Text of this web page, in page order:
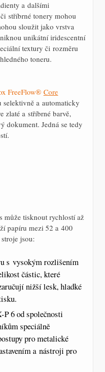
a dalšími
stříbrné tonery mohou
sloužit jako vrstva
unikátní iridescentní
textury či rozměru
toneru.
FreeFlow® Core
a automaticky
zlaté a stříbrné barvě,
dokument. Jedná se tedy
může tisknout rychlostí až
papíru mezi 52 a 400
jsou:
s vysokým rozlišením
částic, které
nižší lesk, hladké
6 od společnosti
speciálně
pro metalické
a nástroji pro